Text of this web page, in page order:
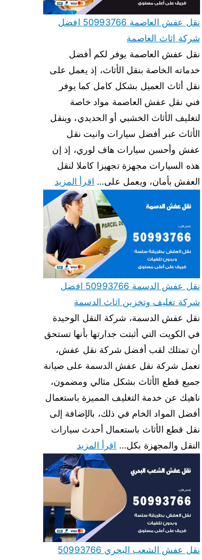
نقل عفش العاصمة 50993766 افضل
شركة اثاث العاصمة
نقل عفش العاصمة يوفر لكم أفضل
خدماته الخاصة بنقل الأثاث، إذ يعمل على
نقل أثاث العميل بشكل كامل كما يوفر
فني نقل عفش العاصمة مواد خاصة
لتغليف الأثاث الخشبي أو الحديدي، وينقل
الأثاث عبر أفضل سيارات وانيت نقل
عفش وأحسن سيارات هاف لوري، إذ إن
هذه السيارات مجهزة تجهيزا كاملا لنقل
العفش بأمان، ويعمل على… اقرأ المزيد
نقل عفش الدسمة 50993766 افضل
شركة تغليف وتخزين اثاث الدسمة
نقل عفش الدسمة، شركة النقل الوحيدة
في الكويت التي أثبتت جدارتها بأنها تستحق
أن تمتلك لقب أفضل شركة نقل عفش،
تعمل شركة نقل عفش الدسمة على صيانة
جميع قطع الأثاث بشكل مثالي ومضمون،
ناهيك عن خدمة التغليف المميزة باستعمال
أفضل المواد الخام في ذلك، بالإضافة إلى
نقل قطع الأثاث باستعمال أحدث سيارات
النقل والمجهزة بكل… اقرأ المزيد
نقل عفش الشعب البحري 50993766